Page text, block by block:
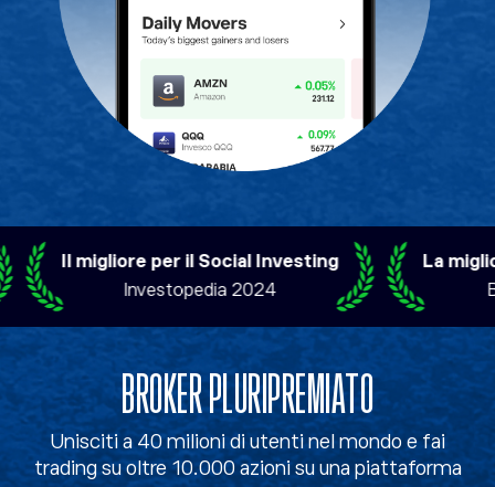
Il migliore per il Social Investing
Investopedia 2024
La migliore
BROKER PLURIPREMIATO
Unisciti a 40 milioni di utenti nel mondo e fai
trading su oltre 10.000 azioni su una piattaforma